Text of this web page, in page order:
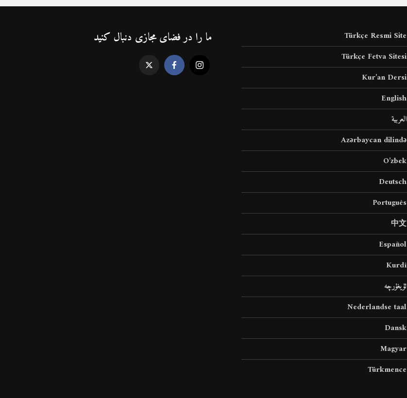
Türkçe Resmi Site
Türkçe Fetva Sitesi
Kur’an Dersi
English
العربية
Azərbaycan dilində
O’zbek
Deutsch
Português
中文
Español
Kurdî
ئۇيغۇرچە
Nederlandse taal
Dansk
Magyar
Türkmence
ما را در فضای مجازی دنبال کنید